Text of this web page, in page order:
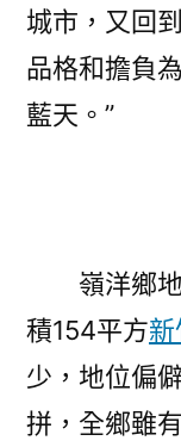
城市，又回
品格和擔負
藍天。”
嶺洋鄉
積154平方
少，地位偏
拼，全鄉雖